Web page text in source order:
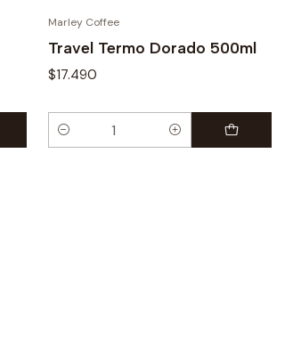
Marley Coffee
Travel Termo Dorado 500ml
$17.490
Cantidad